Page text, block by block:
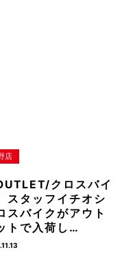
店
クロスバイ
スタッフイチオシ
スバイクがアウト
トで入荷し…